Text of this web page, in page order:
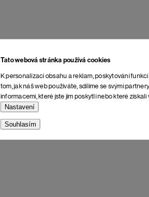
Tato webová stránka používá cookies
K personalizaci obsahu a reklam, poskytování
tom, jak náš web používáte, sdílíme se svými
informacemi, které jste jim poskytli nebo které
Nastavení
Souhlasím